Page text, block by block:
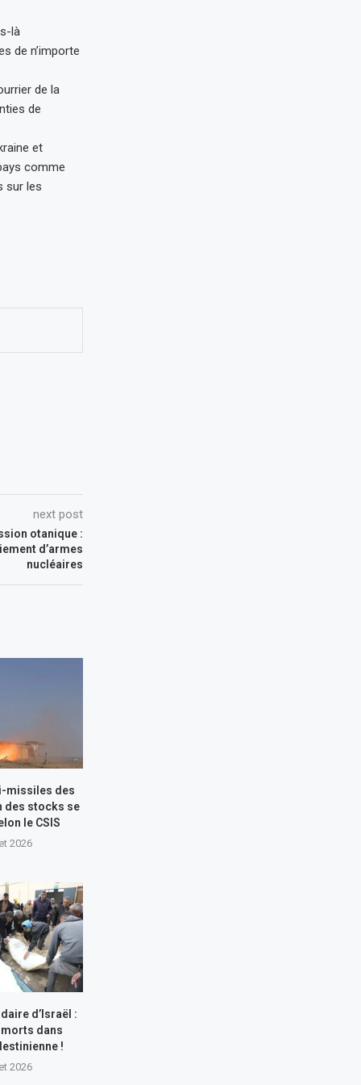
là
de n’importe
de la
de
et
comme
sur les
next post
otanique :
d’armes
nucléaires
missiles des
des stocks se
le CSIS
2026
d’Israël :
dans
!
2026